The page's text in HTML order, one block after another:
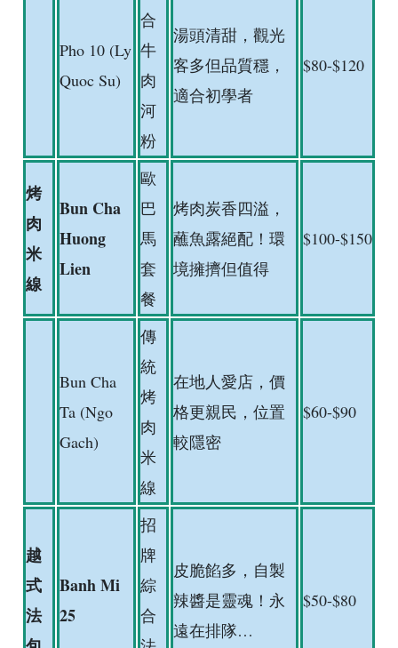
Pho 10 (Ly
Quoc Su)
合
牛
肉
河
粉
湯頭清甜，觀光
客多但品質穩，
適合初學者
$80-$120
烤
肉
米
線
Bun Cha
Huong
Lien
歐
巴
馬
套
餐
烤肉炭香四溢，
蘸魚露絕配！環
境擁擠但值得
$100-$150
Bun Cha
Ta (Ngo
Gach)
傳
統
烤
肉
米
線
在地人愛店，價
格更親民，位置
較隱密
$60-$90
越
式
法
Banh Mi
25
招
牌
綜
合
皮脆餡多，自製
辣醬是靈魂！永
遠在排隊…
$50-$80